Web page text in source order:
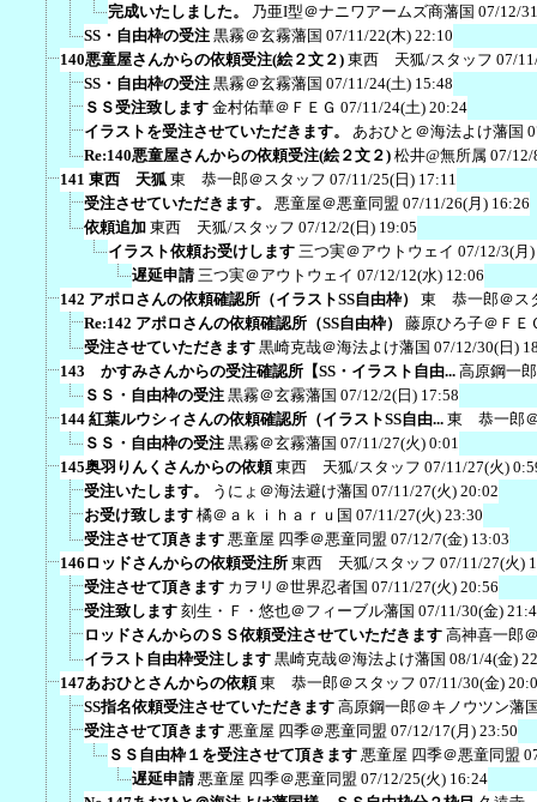
完成いたしました。
乃亜I型＠ナニワアームズ商藩国 07/12/
SS・自由枠の受注 黒霧＠玄霧藩国 07/11/22(木) 22:10
140悪童屋さんからの依頼受注(絵２文２) 東西 天狐/スタッフ 07/
SS・自由枠の受注 黒霧＠玄霧藩国 07/11/24(土) 15:48
ＳＳ受注致します 金村佑華＠ＦＥＧ 07/11/24(土) 20:24
イラストを受注させていただきます。
あおひと＠海法よけ藩国
Re:140悪童屋さんからの依頼受注(絵２文２) 松井@無所属 07/12/
141 東西 天狐 東 恭一郎＠スタッフ 07/11/25(日) 17:11
受注させていただきます。
悪童屋＠悪童同盟 07/11/26(月) 16:26
依頼追加 東西 天狐/スタッフ 07/12/2(日) 19:05
イラスト依頼お受けします 三つ実＠アウトウェイ 07/12/3(月
遅延申請 三つ実＠アウトウェイ 07/12/12(水) 12:06
142 アポロさんの依頼確認所（イラストSS自由枠）
東 恭一郎＠ス
Re:142 アポロさんの依頼確認所（SS自由枠）
藤原ひろ子＠ＦＥ
受注させていただきます 黒崎克哉＠海法よけ藩国 07/12/30(日)
143 かすみさんからの受注確認所【SS・イラスト自由... 高原鋼一
ＳＳ・自由枠の受注 黒霧＠玄霧藩国 07/12/2(日) 17:58
144 紅葉ルウシィさんの依頼確認所（イラストSS自由... 東 恭一郎
ＳＳ・自由枠の受注 黒霧＠玄霧藩国 07/11/27(火) 0:01
145奥羽りんくさんからの依頼 東西 天狐/スタッフ 07/11/27(火)
受注いたします。
うにょ＠海法避け藩国 07/11/27(火) 20:02
お受け致します 橘＠ａｋｉｈａｒｕ国 07/11/27(火) 23:30
受注させて頂きます 悪童屋 四季＠悪童同盟 07/12/7(金) 13:03
146ロッドさんからの依頼受注所 東西 天狐/スタッフ 07/11/27(火)
受注させて頂きます カヲリ＠世界忍者国 07/11/27(火) 20:56
受注致します 刻生・Ｆ・悠也＠フィーブル藩国 07/11/30(金)
ロッドさんからのＳＳ依頼受注させていただきます 高神喜一郎
イラスト自由枠受注します 黒崎克哉＠海法よけ藩国 08/1/4(金)
147あおひとさんからの依頼 東 恭一郎＠スタッフ 07/11/30(金)
SS指名依頼受注させていただきます 高原鋼一郎＠キノウツン藩
受注させて頂きます 悪童屋 四季＠悪童同盟 07/12/17(月) 23:50
ＳＳ自由枠１を受注させて頂きます 悪童屋 四季＠悪童同盟
遅延申請 悪童屋 四季＠悪童同盟 07/12/25(火) 16:24